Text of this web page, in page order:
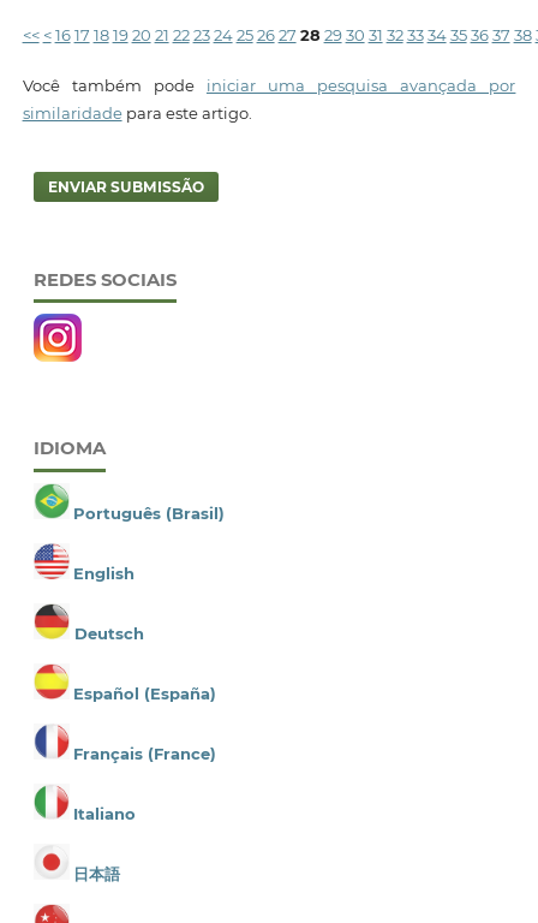
<< < 16 17 18 19 20 21 22 23 24 25 26 27 28 29 30 31 32 33 34 35 36 37 38
Você também pode iniciar uma pesquisa avançada por
similaridadepara este artigo.
ENVIAR SUBMISSÃO
REDES SOCIAIS
IDIOMA
Português (Brasil)
English
Deutsch
Español (España)
Français (France)
Italiano
日本語